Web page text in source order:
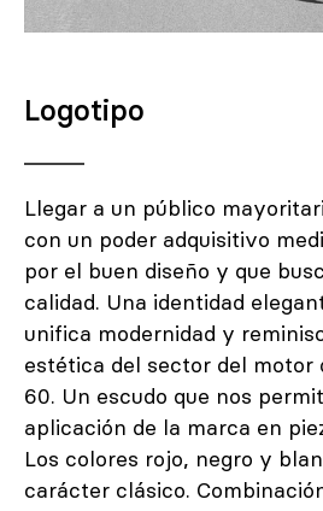
Logotipo
Llegar a un público
con un poder adquisitivo
por el buen diseño y que
calidad. Una identidad
unifica modernidad y
estética del sector del motor
60. Un escudo que nos
aplicación de la marca en
Los colores rojo, negro y
carácter clásico.